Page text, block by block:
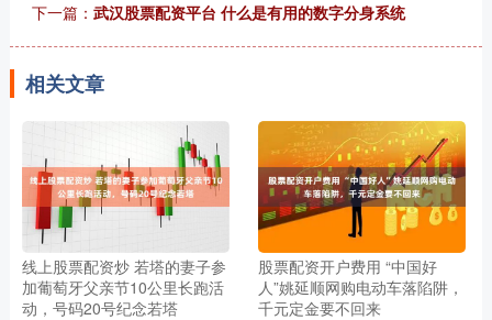
下一篇： 武汉股票配资平台 什么是有用的数字分身系统
相关文章
线上股票配资炒 若塔的妻子参
加葡萄牙父亲节10公里长跑活
动，号码20号纪念若塔
股票配资开户费用 “中国好
人”姚延顺网购电动车落陷阱，
千元定金要不回来